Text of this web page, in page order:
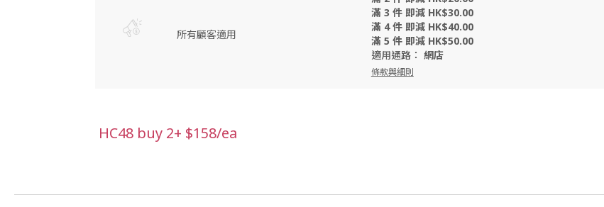
所有顧客適用
滿 3 件 即減 HK$30.00
滿 4 件 即減 HK$40.00
滿 5 件 即減 HK$50.00
適用通路： 網店
條款與細則
HC48 buy 2+ $158/ea